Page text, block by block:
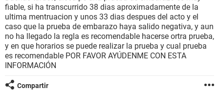
SEXUALIDAD
GLOSARIO
fiable, si ha transcurrido 38 dias aproximadamente de la
ultima mentruacion y unos 33 dias despues del acto y el
caso que la prueba de embarazo haya salido negativa, y aun
no ha llegado la regla es recomendable hacerse ortra prueba,
y en que horarios se puede realizar la prueba y cual prueba
es recomendable POR FAVOR AYÚDENME CON ESTA
INFORMACIÓN
Compartir